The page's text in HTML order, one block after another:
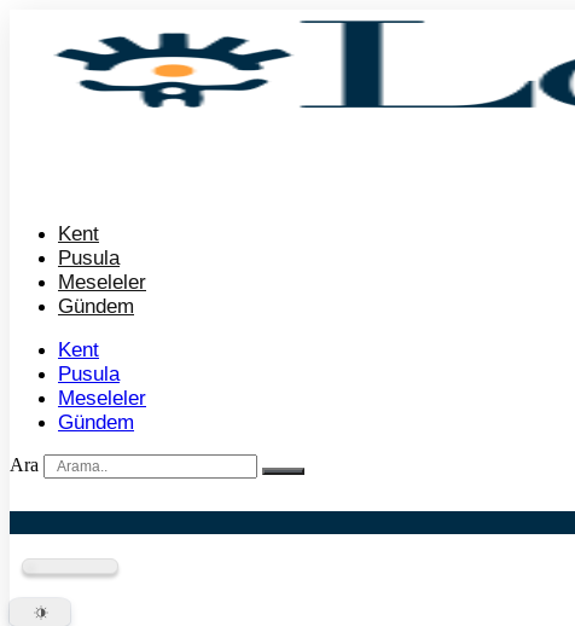
Kent
Pusula
Meseleler
Gündem
Kent
Pusula
Meseleler
Gündem
Ara